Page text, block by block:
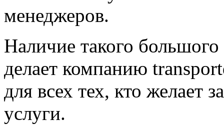
менеджеров.
Наличие такого большого
делает компанию
для всех тех, кто желает
услуги.